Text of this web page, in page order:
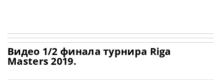
Видео 1/2 финала турнира Riga
Masters 2019.